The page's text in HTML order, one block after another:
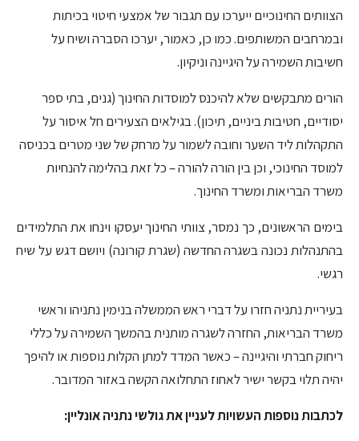
הצוותים החינוכיים ייערכו עם תגבור של אמצעי חיטוי בכיתות
ובמרחבים המשותפים. כמו כן, כאמור, יערכו הסברה ושיח על
חשיבות השמירה על היגיינה וניקיון.
הורים מתבקשים שלא להיכנס למוסדות החינוך (גנים, בתי ספר
יסודיים, חטיבות ביניים, תיכון). בגילאים הצעירים חל איסור על
התקהלות ליד השער וחובה לשמור על מרחק של שני מטרים בכניסה
למוסד החינוכי, וכן בין הורה להורה – כל זאת בהלימה להנחיות
משרד הבריאות ומשרד החינוך.
בימים הראשונים, כך נמסר, צוותי החינוך יעסקו וינחו את התלמידים
בהתנהלות נכונה בשגרה החדשה (שגרת קורונה) ויושם דגש על שיח
רגשי.
בעיריית נתניה חזרו על דברי ראש הממשלה בנימין נתניהו וראשי
משרד הבריאות, החזרה לשגרה מותנית בהמשך השמירה על כללי
ריחוק חברתי והיגיינה – כאשר המדד למתן הקלות נוספות או להיפך
יהיה תלוי בקשר ישיר לאחוז התחלואה הקשה באזור המדובר.
לכתבות נוספות העשויות לעניין את גולשי נתניה אונליין: